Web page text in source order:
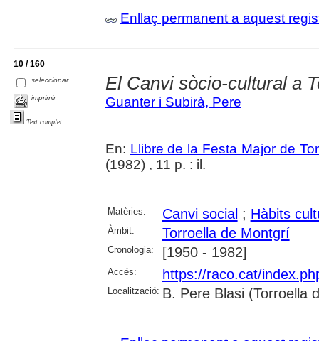
Enllaç permanent a aquest
10 / 160
seleccionar
imprimir
Text complet
El Canvi sòcio-cultural a
Guanter i Subirà, Pere
En: Llibre de la Festa Major de
(1982) , 11 p. : il.
Matèries: Canvi social ; Hàbits
Àmbit: Torroella de Montgrí
Cronologia: [1950 - 1982]
Accés: https://raco.cat/
Localització: B. Pere Blasi (Torroella